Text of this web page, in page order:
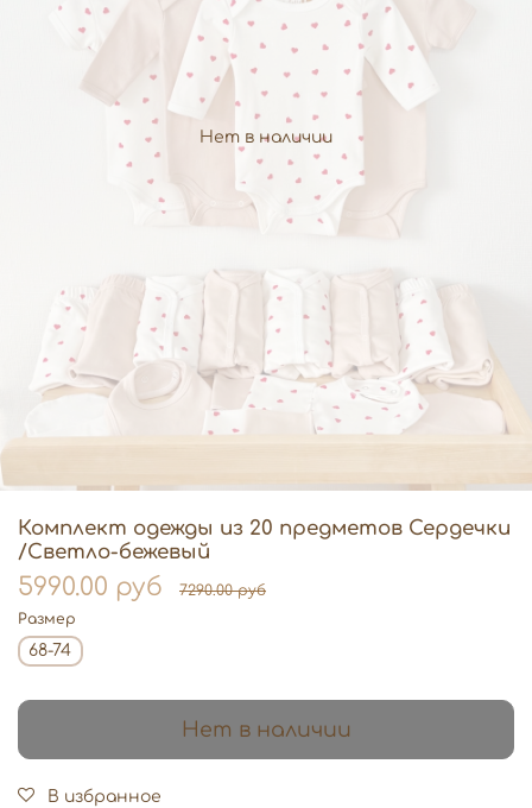
Нет в наличии
Комплект одежды из 20 предметов Сердечки
/Светло-бежевый
5990.00 руб
7290.00 руб
Размер
68-74
Нет в наличии
В избранное